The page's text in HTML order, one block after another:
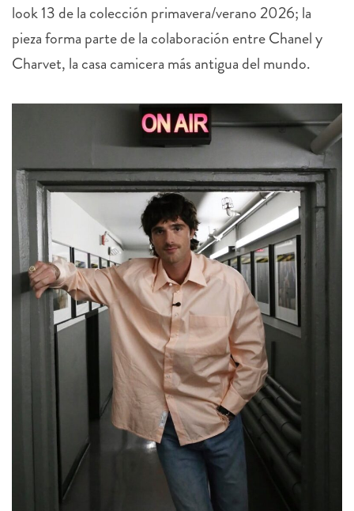
look 13 de la colección primavera/verano 2026; la
pieza forma parte de la colaboración entre Chanel y
Charvet, la casa camicera más antigua del mundo.